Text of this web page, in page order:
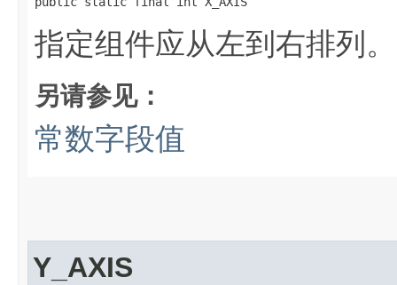
指定组件应从左到右排列。
另请参见：
常数字段值
Y_AXIS